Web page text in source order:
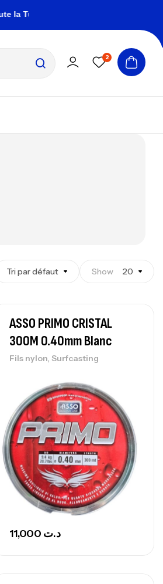
2
Tri par défaut Show 20
ASSO PRIMO CRISTAL
300M 0.40mm Blanc
Fils nylon, Surfcasting
د.ت